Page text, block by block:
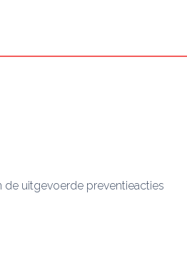
de uitgevoerde preventieacties